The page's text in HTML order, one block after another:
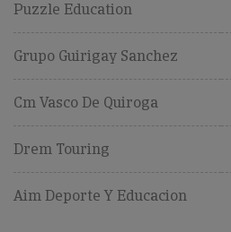
Puzzle Education
Grupo Guirigay Sanchez
Cm Vasco De Quiroga
Drem Touring
Aim Deporte Y Educacion